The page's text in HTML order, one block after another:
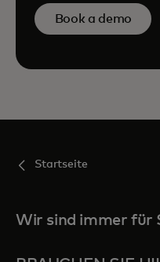
Book a demo
Startseite
Wir sind immer für